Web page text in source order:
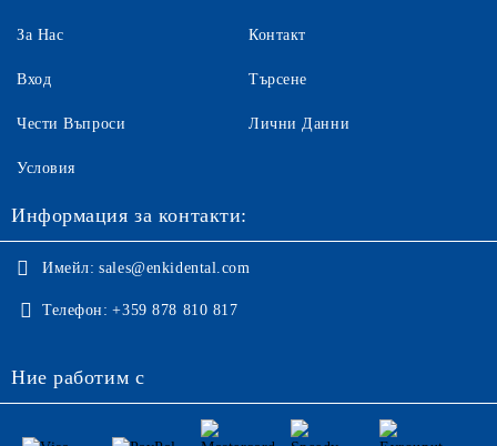
За Нас
Вход
Чести Въпроси
Контакт
Търсене
Лични Данни
Условия
Информация за контакти:
Имейл: sales@enkidental.com
Телефон: +359 878 810 817
Ние работим с